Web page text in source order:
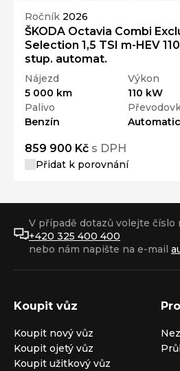
Ročník 2026
ŠKODA Octavia Combi
Selection 1,5 TSI m-HEV
stup. automat.
Nájezd
5 000 km
Výkon
110 kW
Palivo
Benzín
859 900 Kč s DPH
Přidat k porovnání
V případě dotazů volejte
+420 325 400 400
nebo nám napište na e-mail
Koupit vůz
Koupit nový vůz
Koupit ojetý vůz
Koupit užitkový vůz